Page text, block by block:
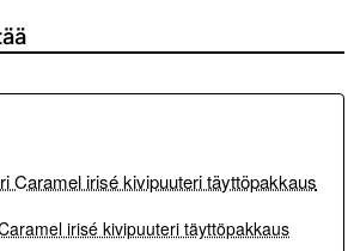
irisé kivipuuteri täyttöpakkaus